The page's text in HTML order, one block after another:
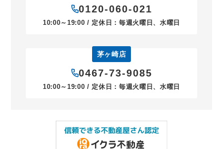
0120-060-021
10:00～19:00 / 定休日：毎週火曜日、水曜日
茅ヶ崎店
0467-73-9085
10:00～19:00 / 定休日：毎週火曜日、水曜日